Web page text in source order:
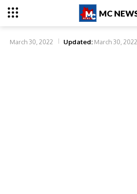
MC
March 30, 2022 Updated: March 30, 2022